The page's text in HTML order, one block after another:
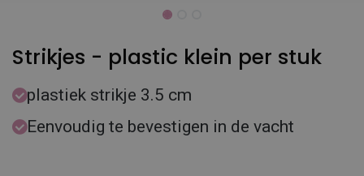
Strikjes - plastic klein per stuk
plastiek strikje 3.5 cm
Eenvoudig te bevestigen in de vacht